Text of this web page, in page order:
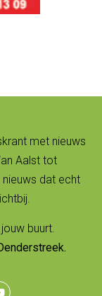
met nieuws
Aalst tot
nieuws dat echt
buurt.